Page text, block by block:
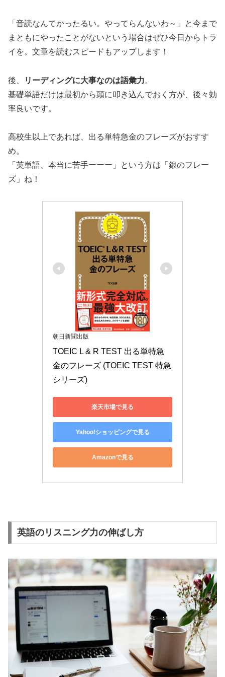
「音読なんてかったるい。やってらんないわ～」と今まで
まともにやったことがないという場合はぜひ今日からトラ
イを。文章を読むスピードもアップします！
後、 リーディングに大事なのは語彙力。
基礎単語だけは最初から頭に叩き込んでおく方が、後々効
率良いです。
高校生以上であれば、出る単特急金のフレーズがおすす
め。
「英単語、本当に苦手ーーー」という方は「銀のフレー
ズ」ね！
朝日新聞出版
TOEIC L & R TEST 出る単特急
金のフレーズ (TOEIC TEST 特急
シリーズ)
楽天市場で見る
Yahoo!ショッピングで見る
Amazonで見る
英語のリスニング力の伸ばし方